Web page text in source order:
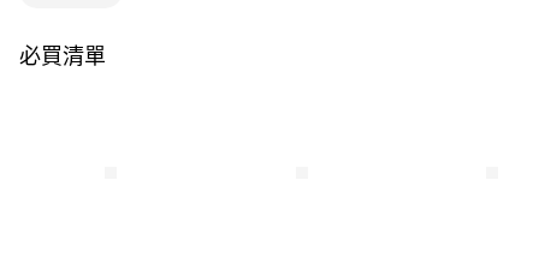
１．透過由恩沛科技股份有限公司提供之「AFTEE先享後付」服務完成之交
必買清單